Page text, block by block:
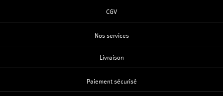
CGV
Nos services
Livraison
Paiement sécurisé